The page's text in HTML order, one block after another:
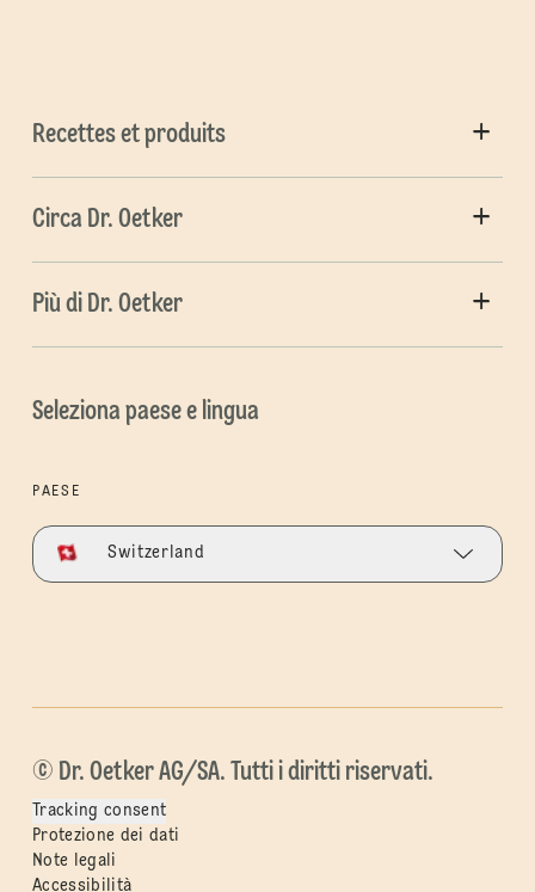
Recettes et produits
Circa Dr. Oetker
Più di Dr. Oetker
Seleziona paese e lingua
PAESE
Switzerland
© Dr. Oetker AG/SA. Tutti i diritti riservati.
Tracking consent
Protezione dei dati
Note legali
Accessibilità